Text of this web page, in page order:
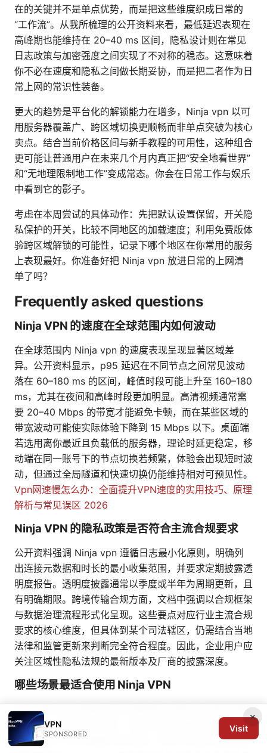
在的关键并不是单点优势，而是把这些维度织成日常的
“工作流”。从我所梳理的公开资料来看，最低延迟表现在
高峰期也能维持在 20–40 ms 区间，隐私设计则在常见
日志政策与加密强度之间实现了不对称的稳态。这意味着
你不必在速度和隐私之间做长期妥协，而是把二者作为日
常上网的常识性装备。
更大的趋势是平台化的解锁能力在增多，Ninja vpn 以可
用服务器覆盖广、跨区域切换更顺畅而非单点突破为核心
卖点。结合当前价格区间与新手教程的可用性，这种组合
更可能让普通用户在未来几个月内真正把“安全地看世界”
和“无地理限制地工作”变成常态。你会在日常工作与娱乐
中看到它的影子。
考虑在本周尝试的具体动作：先把默认设置保留，开关隐
私保护的开关，比较不同地区的加载速度；利用免费版体
验跨区域解锁的可能性，记录下哪个地区在你常用的服务
上表现最好。你准备好把 Ninja vpn 放进日常的上网清
单了吗？
Frequently asked questions
Ninja VPN 的速度在全球范围内如何波动
在全球范围内 Ninja vpn 的速度表现呈现显著区域差
异。公开资料显示，p95 延迟在不同节点之间常见波动
落在 60–180 ms 的区间，峰值时段可能上升至 160–180
ms，尤其在夜间和高峰时段更加明显。高清视频通常需
要 20–40 Mbps 的带宽才能避免卡顿，而在某些区域的
带宽波动可能使实际体验下降到 15 Mbps 以下。桌面端
若选用离你最近且负载低的服务器，理论时延更稳定，移
动端在同一账号下的节点切换若频繁，体验会出现短时波
动，但通过全局隧道和快速切换仍能维持相对可预见性。
Vpn网速慢怎么办：全面提升VPN速度的实用技巧、原理
解析与常见误区 2026
Ninja VPN 的隐私政策是否符合主流合规要求
公开资料强调 Ninja vpn 遵循日志最小化原则，明确列
出连接元数据和时长的最小收集范围，并要求定期披露透
明度报告。透明度披露通常以季度或半年为周期更新，且
有明确期限。跨境传输合规方面，文档中强调以合规框架
与数据治理流程形式化呈现。这些要点对应行业主流合规
要求的核心维度，但具体到某个司法辖区，仍需结合当地
法律和监管更新来判断完全符合程度。因此，企业用户应
关注区域性隐私法规的最新版本及厂商的披露深度。
哪些场景最适合使用 Ninja VPN
最合适的场景是需要稳定区域解锁并对隐私边界有可控性
的人群，尤其是跨境工作、持续的流媒体解锁需求，以及
对数据最小化有明确要求的场景。若你关注成本敏感且解
×
VPN
SPONSORED
Visit